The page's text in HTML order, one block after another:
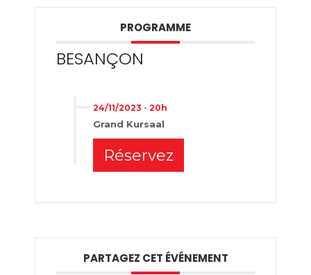
PARTAGEZ CET ÉVÉNEMENT
PROGRAMME
BESANÇON
24/11/2023 - 20h
Grand Kursaal
Réservez